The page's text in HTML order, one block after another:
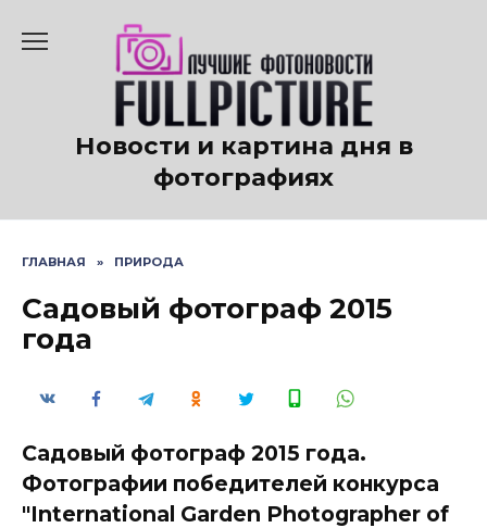
содержанию
Новости и картина дня в
фотографиях
ГЛАВНАЯ » ПРИРОДА
Садовый фотограф 2015
года
Садовый фотограф 2015 года.
Фотографии победителей конкурса
"International Garden Photographer of